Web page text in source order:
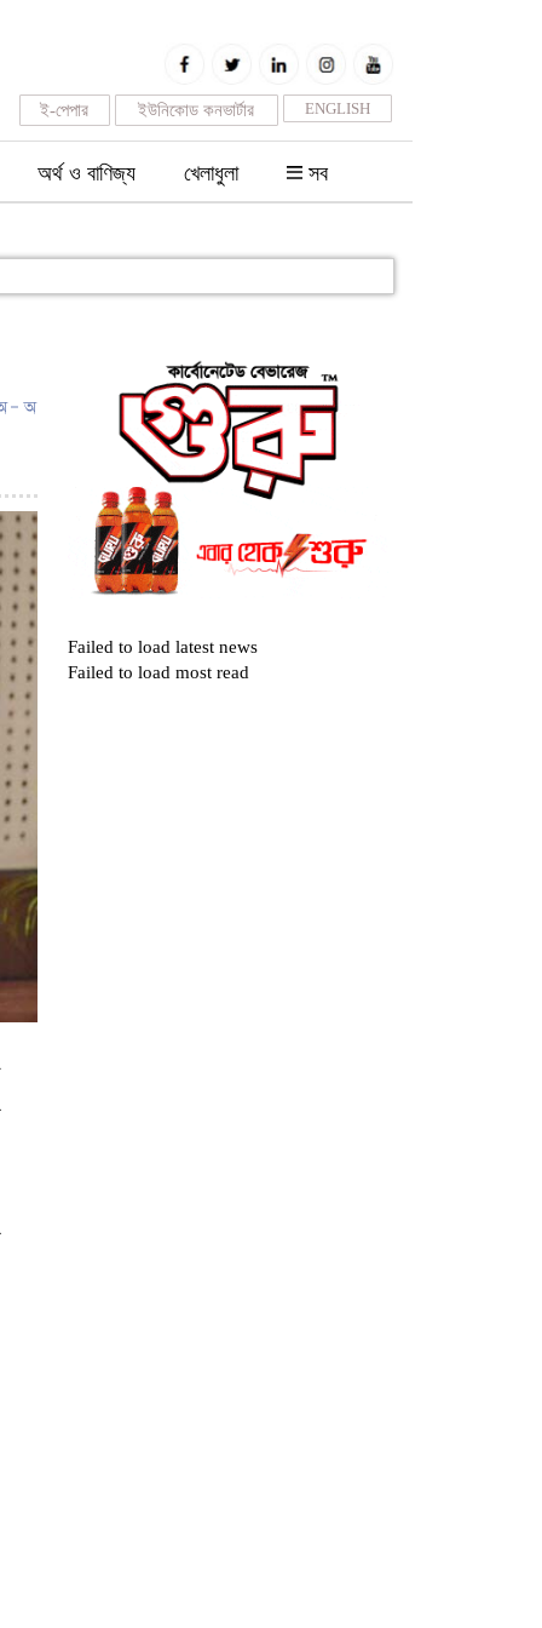
ENGLISH
ইউনিকোড কনভার্টার
ই-পেপার
অর্থ ও বাণিজ্য খেলাধুলা সব
Failed to load latest news
Failed to load most read